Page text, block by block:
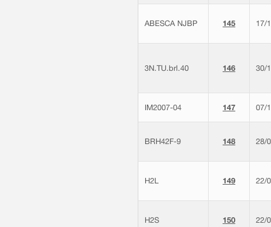
ABESCA NJBP 145 17/
3N.TU.brl.40 146 30/
IM2007-04 147 07/
BRH42F-9 148 28/
H2L 149 22/
H2S 150 22/